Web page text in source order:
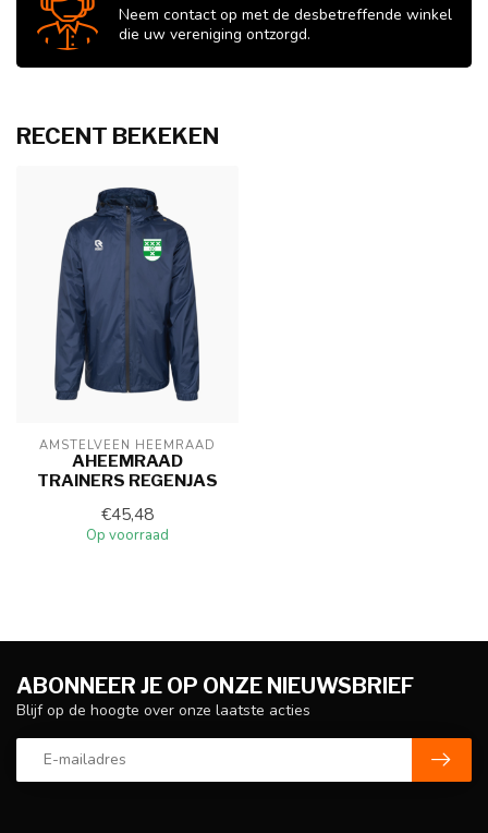
Neem contact op met de desbetreffende winkel
die uw vereniging ontzorgd.
RECENT BEKEKEN
AMSTELVEEN HEEMRAAD
AHEEMRAAD
TRAINERS REGENJAS
€45,48
Op voorraad
ABONNEER JE OP ONZE NIEUWSBRIEF
Blijf op de hoogte over onze laatste acties